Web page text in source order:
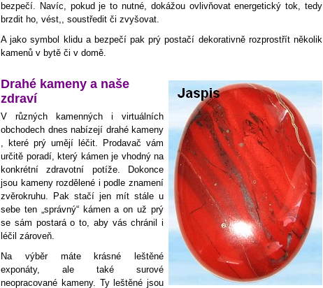
bezpečí. Navíc, pokud je to nutné, dokážou ovlivňovat energetický tok, tedy
brzdit ho, vést,, soustředit či zvyšovat.
A jako symbol klidu a bezpečí pak prý postačí dekorativně rozprostřít několik
kamenů v bytě či v domě.
Drahé kameny a naše
zdraví
V různých kamenných i virtuálních
obchodech dnes nabízejí drahé kameny
, které prý umějí léčit. Prodavač vám
určitě poradí, který kámen je vhodný na
konkrétní zdravotní potíže. Dokonce
jsou kameny rozdělené i podle znamení
zvěrokruhu. Pak stačí jen mít stále u
sebe ten „správný“ kámen a on už prý
se sám postará o to, aby vás chránil i
léčil zároveň.
Na výběr máte krásné leštěné
exponáty, ale také surové
neopracované kameny. Ty leštěné jsou